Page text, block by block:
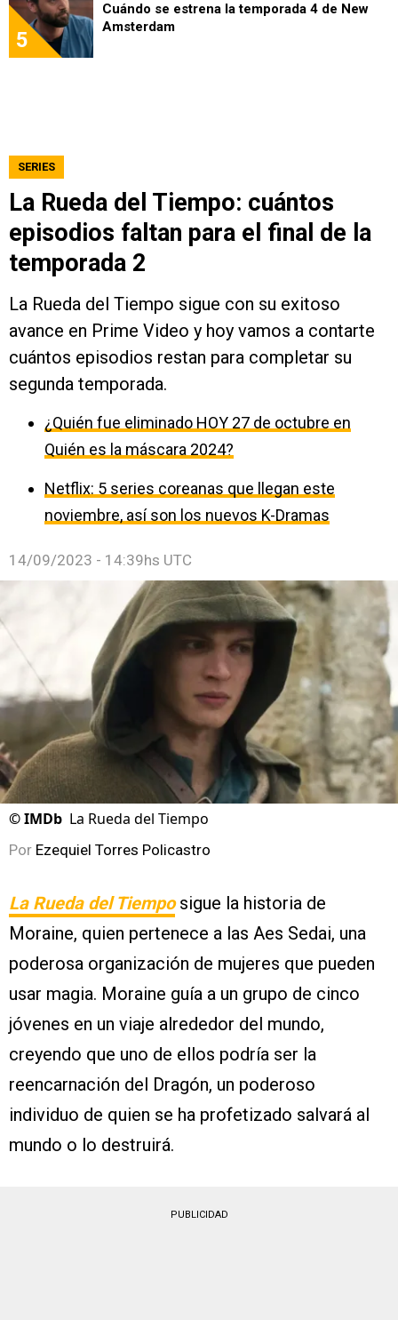
5
Cuándo se estrena la temporada 4 de New
Amsterdam
SERIES
La Rueda del Tiempo: cuántos
episodios faltan para el final de la
temporada 2
La Rueda del Tiempo sigue con su exitoso
avance en Prime Video y hoy vamos a contarte
cuántos episodios restan para completar su
segunda temporada.
¿Quién fue eliminado HOY 27 de octubre en
Quién es la máscara 2024?
Netflix: 5 series coreanas que llegan este
noviembre, así son los nuevos K-Dramas
14/09/2023 - 14:39hs UTC
©IMDb La Rueda del Tiempo
Por Ezequiel Torres Policastro
La Rueda del Tiemposigue la historia de
Moraine, quien pertenece a las Aes Sedai, una
poderosa organización de mujeres que pueden
usar magia. Moraine guía a un grupo de cinco
jóvenes en un viaje alrededor del mundo,
creyendo que uno de ellos podría ser la
reencarnación del Dragón, un poderoso
individuo de quien se ha profetizado salvará al
mundo o lo destruirá.
PUBLICIDAD